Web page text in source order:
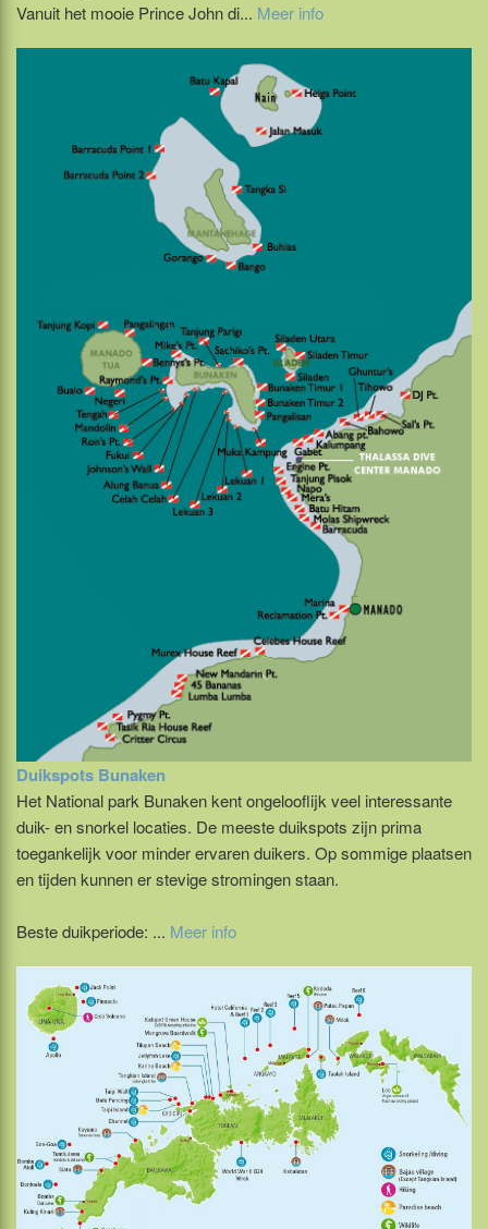
Vanuit het mooie Prince John di... Meer info
Duikspots Bunaken
Het National park Bunaken kent ongelooflijk veel interessante
duik- en snorkel locaties. De meeste duikspots zijn prima
toegankelijk voor minder ervaren duikers. Op sommige plaatsen
en tijden kunnen er stevige stromingen staan.
Beste duikperiode: ... Meer info